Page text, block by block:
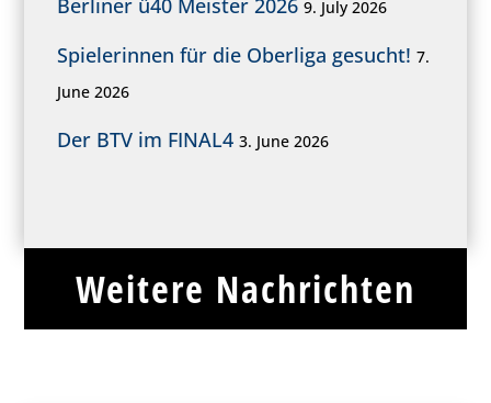
9. July 2026
Spielerinnen für die Oberliga gesucht! 7.
June 2026
Der BTV im FINAL4 3. June 2026
Weitere Nachrichten